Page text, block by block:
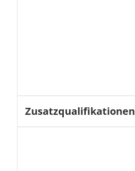
Zusatzqualifikationen